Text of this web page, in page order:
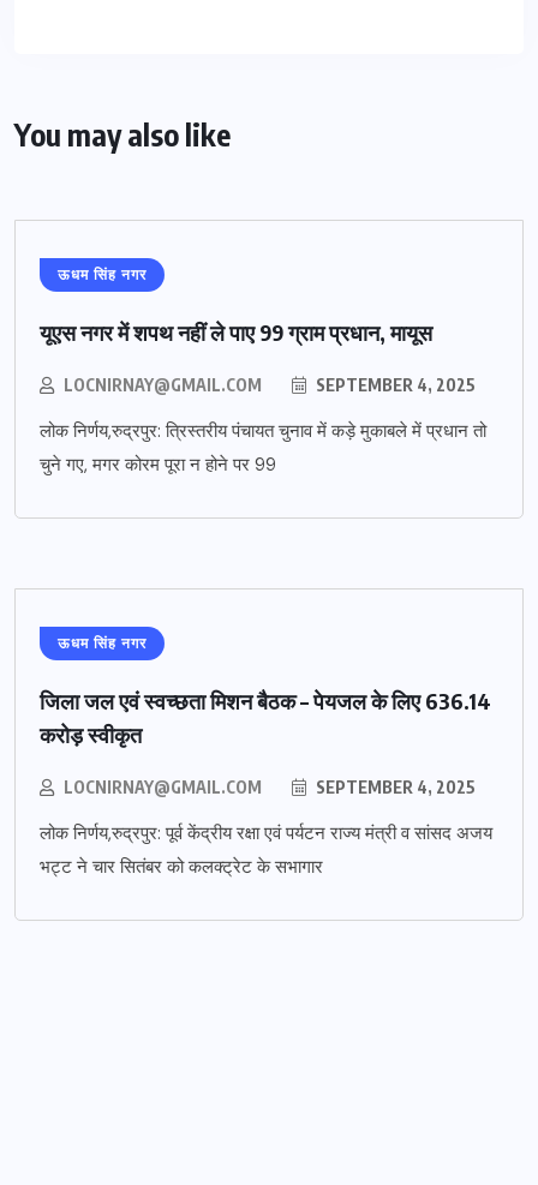
You may also like
ऊधम सिंह नगर
यूएस नगर में शपथ नहीं ले पाए 99 ग्राम प्रधान, मायूस
LOCNIRNAY@GMAIL.COM SEPTEMBER 4, 2025
लोक निर्णय,रुद्रपुर: त्रिस्तरीय पंचायत चुनाव में कड़े मुकाबले में प्रधान तो
चुने गए, मगर कोरम पूरा न होने पर 99
ऊधम सिंह नगर
जिला जल एवं स्वच्छता मिशन बैठक – पेयजल के लिए 636.14
करोड़ स्वीकृत
LOCNIRNAY@GMAIL.COM SEPTEMBER 4, 2025
लोक निर्णय,रुद्रपुर: पूर्व केंद्रीय रक्षा एवं पर्यटन राज्य मंत्री व सांसद अजय
भट्ट ने चार सितंबर को कलक्ट्रेट के सभागार